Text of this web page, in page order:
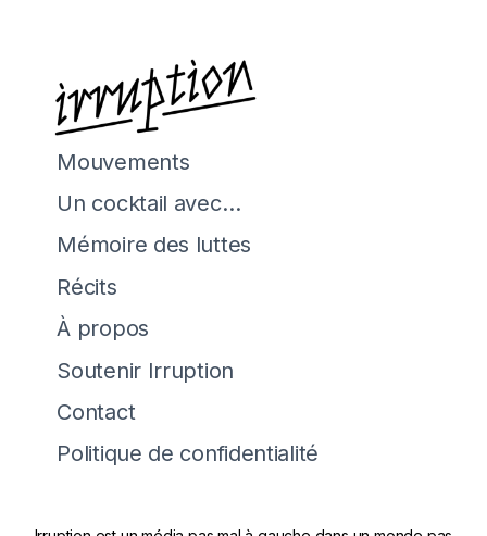
Mouvements
Un cocktail avec…
Mémoire des luttes
Récits
À propos
Soutenir Irruption
Contact
Politique de confidentialité